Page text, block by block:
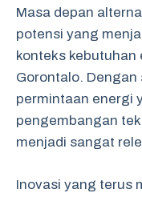
Masa depan
potensi yang
konteks kebutuhan
Gorontalo.
permintaan energi
pengembangan
menjadi sangat
Inovasi yang terus